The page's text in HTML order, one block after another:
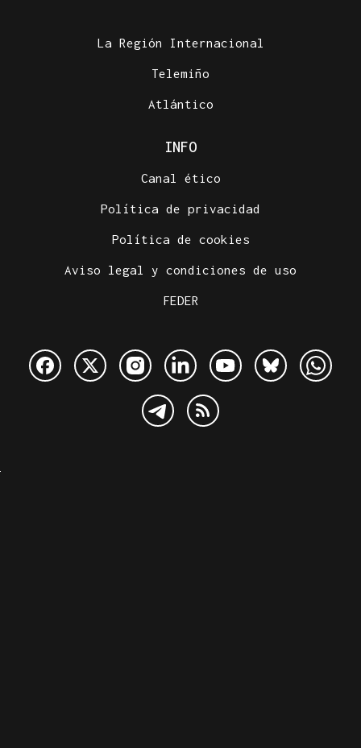
La Región Internacional
Telemiño
Atlántico
INFO
Canal ético
Política de privacidad
Política de cookies
Aviso legal y condiciones de uso
FEDER